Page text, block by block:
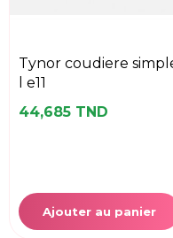
tynor coudiere simple
l e11
44,685 TND
Ajouter au panier